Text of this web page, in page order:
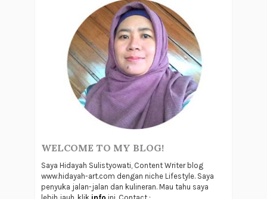
WELCOME TO MY BLOG!
Saya Hidayah Sulistyowati, Content Writer blog
www.hidayah-art.com dengan niche Lifestyle. Saya
penyuka jalan-jalan dan kulineran. Mau tahu saya